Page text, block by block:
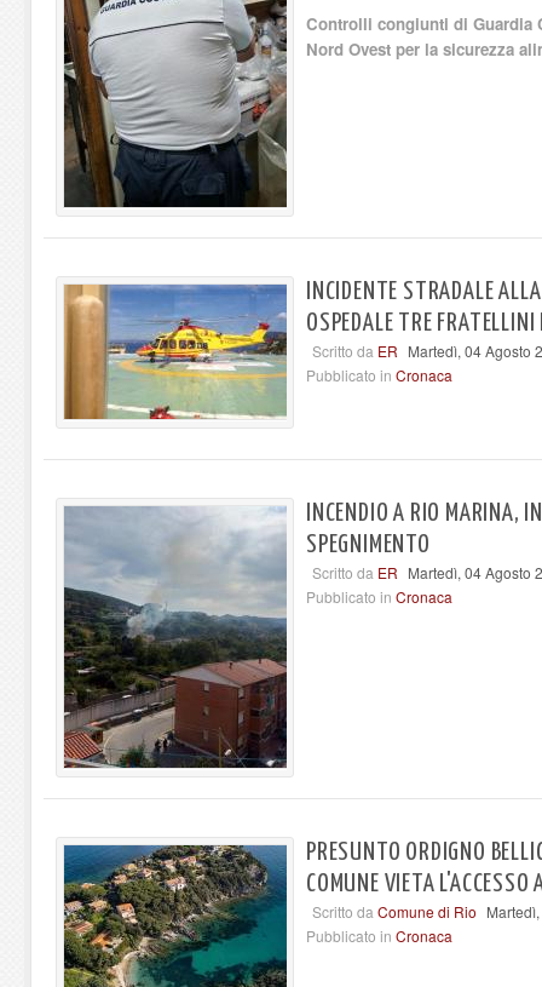
Controlli congiunti di Guardia
Nord Ovest per la sicurezza
INCIDENTE STRADALE
OSPEDALE TRE
Scritto da ER Martedì, 04 Agosto
Pubblicato in Cronaca
INCENDIO A RIO MARINA,
SPEGNIMENTO
Scritto da ER Martedì, 04 Agosto
Pubblicato in Cronaca
PRESUNTO ORDIGNO
COMUNE VIETA L'ACCESSO
Scritto daComune di Rio
Pubblicato in Cronaca